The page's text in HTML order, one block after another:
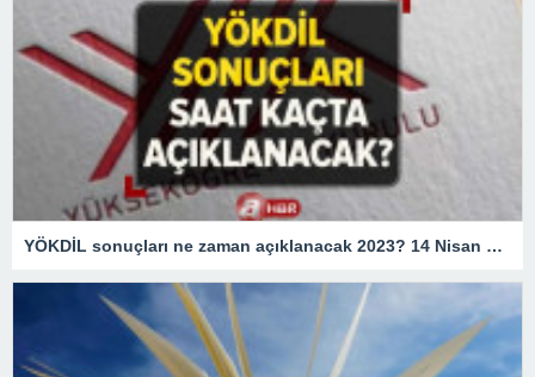
YÖKDİL sonuçları ne zaman açıklanacak 2023? 14 Nisan YÖKDİL sınav sonuçları saat kaçta açıklanır? ÖSYM sonuç sorgulama ekranı!